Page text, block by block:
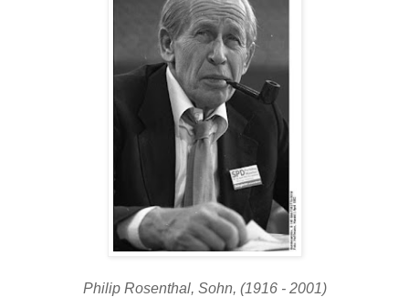
Philip Rosenthal, Sohn, (1916 - 2001)